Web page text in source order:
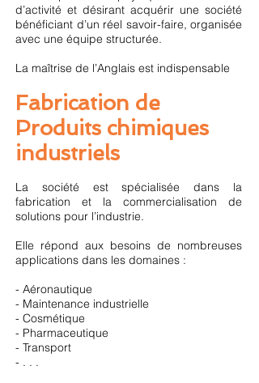
d’activité et désirant acquérir une société
bénéficiant d’un réel savoir-faire, organisée
avec une équipe structurée.
La maîtrise de l’Anglais est indispensable
Fabrication de
Produits chimiques
industriels
La société est spécialisée dans la
fabrication et la commercialisation de
solutions pour l’industrie.
Elle répond aux besoins de nombreuses
applications dans les domaines :
- Aéronautique
- Maintenance industrielle
- Cosmétique
- Pharmaceutique
- Transport
- . . .